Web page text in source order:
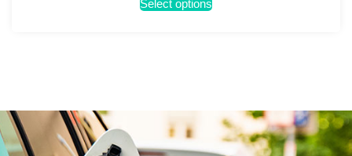
Select options